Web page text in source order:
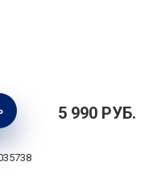
28 см, BEKA,
5 990 РУБ.